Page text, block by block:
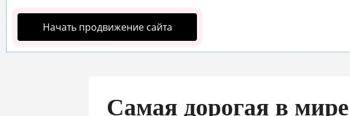
Начать продвижение сайта
Самая дорогая в